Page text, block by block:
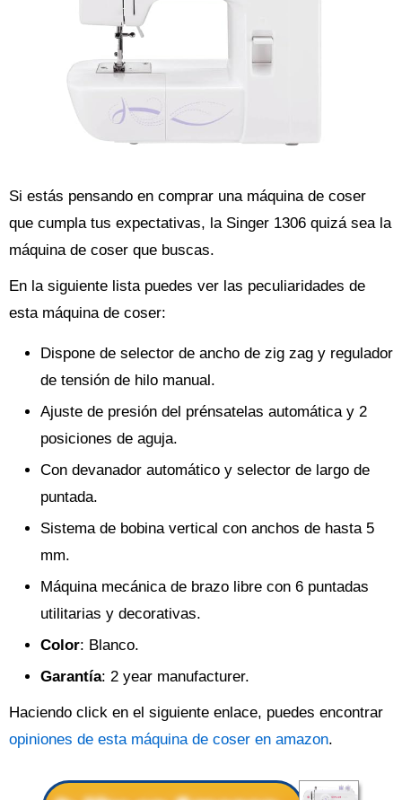
Si estás pensando en comprar una máquina de coser
que cumpla tus expectativas, la Singer 1306 quizá sea la
máquina de coser que buscas.
En la siguiente lista puedes ver las peculiaridades de
esta máquina de coser:
Dispone de selector de ancho de zig zag y regulador
de tensión de hilo manual.
Ajuste de presión del prénsatelas automática y 2
posiciones de aguja.
Con devanador automático y selector de largo de
puntada.
Sistema de bobina vertical con anchos de hasta 5
mm.
Máquina mecánica de brazo libre con 6 puntadas
utilitarias y decorativas.
Color: Blanco.
Garantía: 2 year manufacturer.
Haciendo click en el siguiente enlace, puedes encontrar
opiniones de esta máquina de coser en amazon.